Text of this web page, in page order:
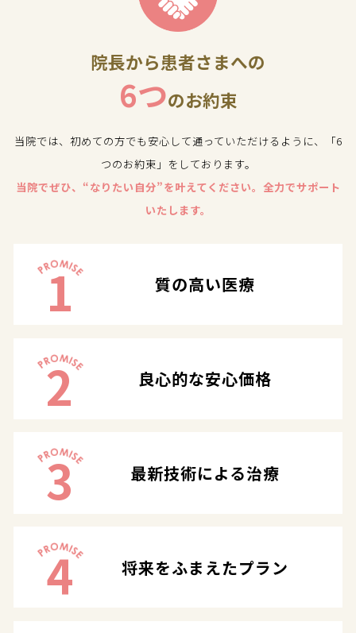
院長から患者さまへの
6つのお約束
当院では、初めての方でも安心して通っていただけるように、「6
つのお約束」をしております。
当院でぜひ、“なりたい自分”を叶えてください。全力でサポート
いたします。
1 質の高い医療
2 良心的な安心価格
3 最新技術による治療
4 将来をふまえたプラン